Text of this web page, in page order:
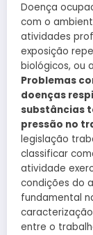
Doença
com o
atividades
exposição
biológicos, ou
Problemas
doenças
substâncias
pressão no
legislação
classificar
atividade
condições do
fundamental
entre o